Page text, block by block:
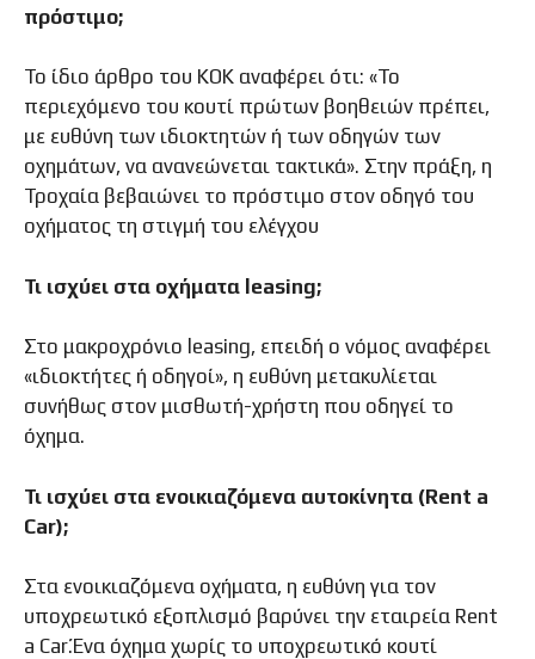
πρόστιμο;
Το ίδιο άρθρο του ΚΟΚ αναφέρει ότι: «Το
περιεχόμενο του κουτί πρώτων βοηθειών πρέπει,
με ευθύνη των ιδιοκτητών ή των οδηγών των
οχημάτων, να ανανεώνεται τακτικά». Στην πράξη, η
Τροχαία βεβαιώνει το πρόστιμο στον οδηγό του
οχήματος τη στιγμή του ελέγχου
Τι ισχύει στα οχήματα leasing;
Στο μακροχρόνιο leasing, επειδή ο νόμος αναφέρει
«ιδιοκτήτες ή οδηγοί», η ευθύνη μετακυλίεται
συνήθως στον μισθωτή-χρήστη που οδηγεί το
όχημα.
Τι ισχύει στα ενοικιαζόμενα αυτοκίνητα (Rent a
Car);
Στα ενοικιαζόμενα οχήματα, η ευθύνη για τον
υποχρεωτικό εξοπλισμό βαρύνει την εταιρεία Rent
a Car.Ένα όχημα χωρίς το υποχρεωτικό κουτί